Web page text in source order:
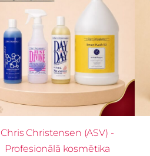
Chris Christensen (ASV) -
Profesionālā kosmētika